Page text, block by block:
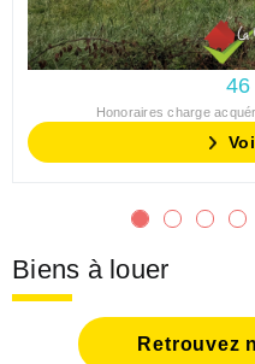
Honoraires charge
Biens à louer
Retrouvez